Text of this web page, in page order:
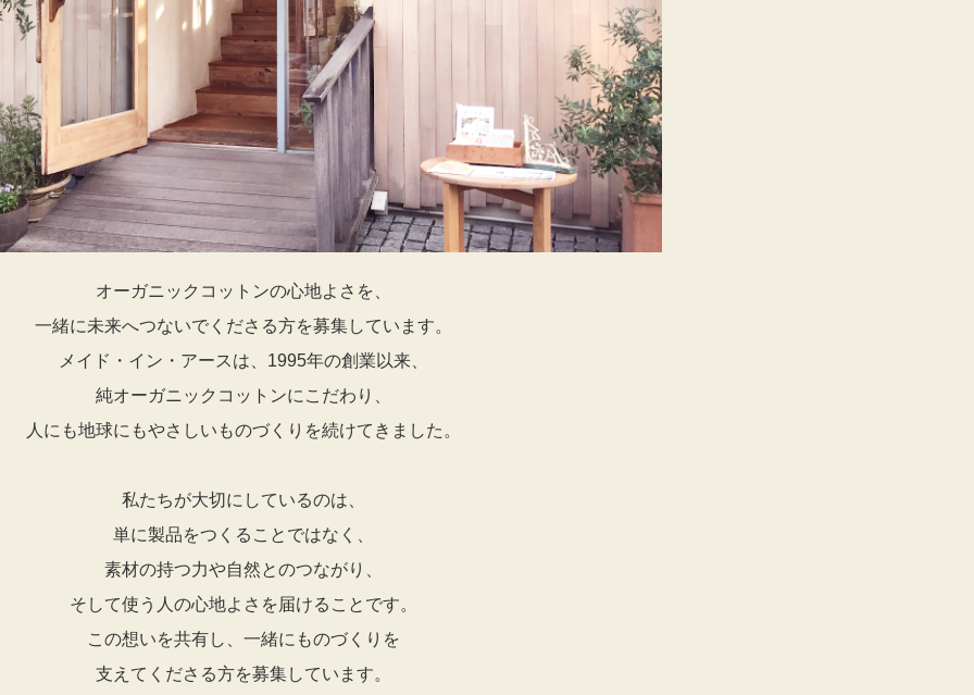
オーガニックコットンの心地よさを、
一緒に未来へつないでくださる方を募集しています。
メイド・イン・アースは、1995年の創業以来、
純オーガニックコットンにこだわり、
人にも地球にもやさしいものづくりを続けてきました。
私たちが大切にしているのは、
単に製品をつくることではなく、
素材の持つ力や自然とのつながり、
そして使う人の心地よさを届けることです。
この想いを共有し、一緒にものづくりを
支えてくださる方を募集しています。